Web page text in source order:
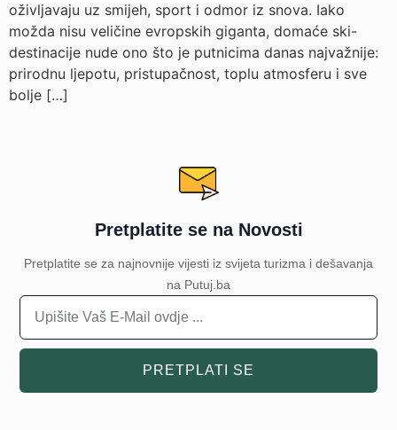
oživljavaju uz smijeh, sport i odmor iz snova. Iako
možda nisu veličine evropskih giganta, domaće ski-
destinacije nude ono što je putnicima danas najvažnije:
prirodnu ljepotu, pristupačnost, toplu atmosferu i sve
bolje […]
Pretplatite se na Novosti
Pretplatite se za najnovnije vijesti iz svijeta turizma i dešavanja
na Putuj.ba
PRETPLATI SE